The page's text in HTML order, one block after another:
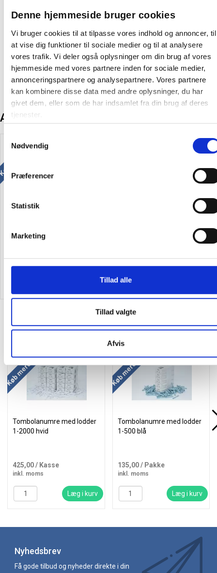
Denne hjemmeside bruger cookies
Vi bruger cookies til at tilpasse vores indhold og annoncer, til
at vise dig funktioner til sociale medier og til at analysere
vores trafik. Vi deler også oplysninger om din brug af vores
hjemmeside med vores partnere inden for sociale medier,
annonceringspartnere og analysepartnere. Vores partnere
kan kombinere disse data med andre oplysninger, du har
givet dem, eller som de har indsamlet fra din brug af deres
tjenester.
Nødvendig
Præferencer
Statistik
Marketing
Tillad alle
Tillad valgte
Afvis
På lager: 100 kasser
Farve: Blå
Producent: Øvrige
Andre kunder købte også
mere og spar
Tombolanumre med lodder 1-
Alternativer til varen
Køb mere og spar
Tombolanumre med lodder
1-2000 hvid
425,00/ Kasse
inkl. moms
Læg i kurv
Køb mere og spar
Tombolanumre med lodder
1-500 blå
135,00/ Pakke
inkl. moms
Læg i kurv
Nyhedsbrev
Få gode tilbud og nyheder direkte i din